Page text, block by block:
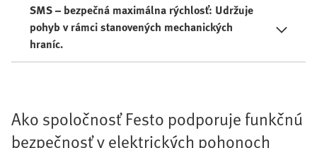
SMS – bezpečná maximálna rýchlosť: Udržuje
pohyb v rámci stanovených mechanických
hraníc.
Ako spoločnosť Festo podporuje funkčnú
bezpečnosť v elektrických pohonoch